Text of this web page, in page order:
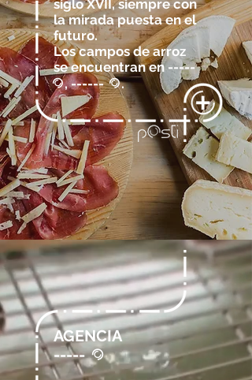
AGENCIA
----- @
siglo XVII, siempre con
la mirada puesta en el
futuro.
Los campos de arroz
se encuentran en -----
@ , ------ @ .